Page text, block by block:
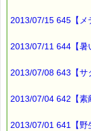
詳しくは下記サイ
→https://pass-
応募など）していた
割引クーポン券のプ
2013/07/15 645【メ
2013/07/11 644【暑
2013/07/08 643【サ
2013/07/04 642【素
2013/07/01 641【野